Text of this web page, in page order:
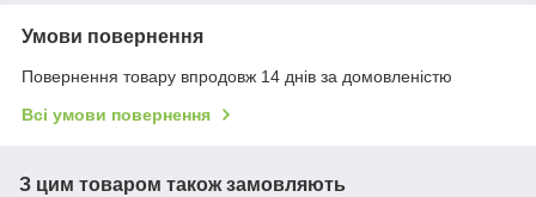
Умови повернення
Повернення товару впродовж 14 днів за домовленістю
Всі умови повернення
З цим товаром також замовляють